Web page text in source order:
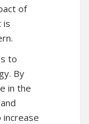
of
is
to
By
in the
increase